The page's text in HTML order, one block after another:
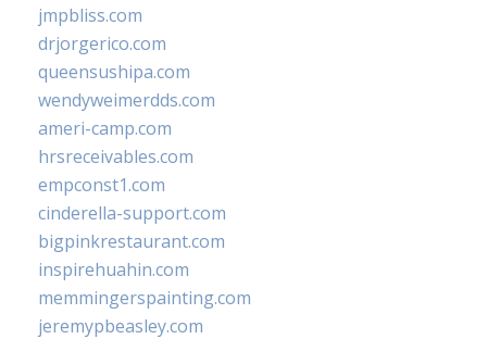
jmpbliss.com
drjorgerico.com
queensushipa.com
wendyweimerdds.com
ameri-camp.com
hrsreceivables.com
empconst1.com
cinderella-support.com
bigpinkrestaurant.com
inspirehuahin.com
memmingerspainting.com
jeremypbeasley.com